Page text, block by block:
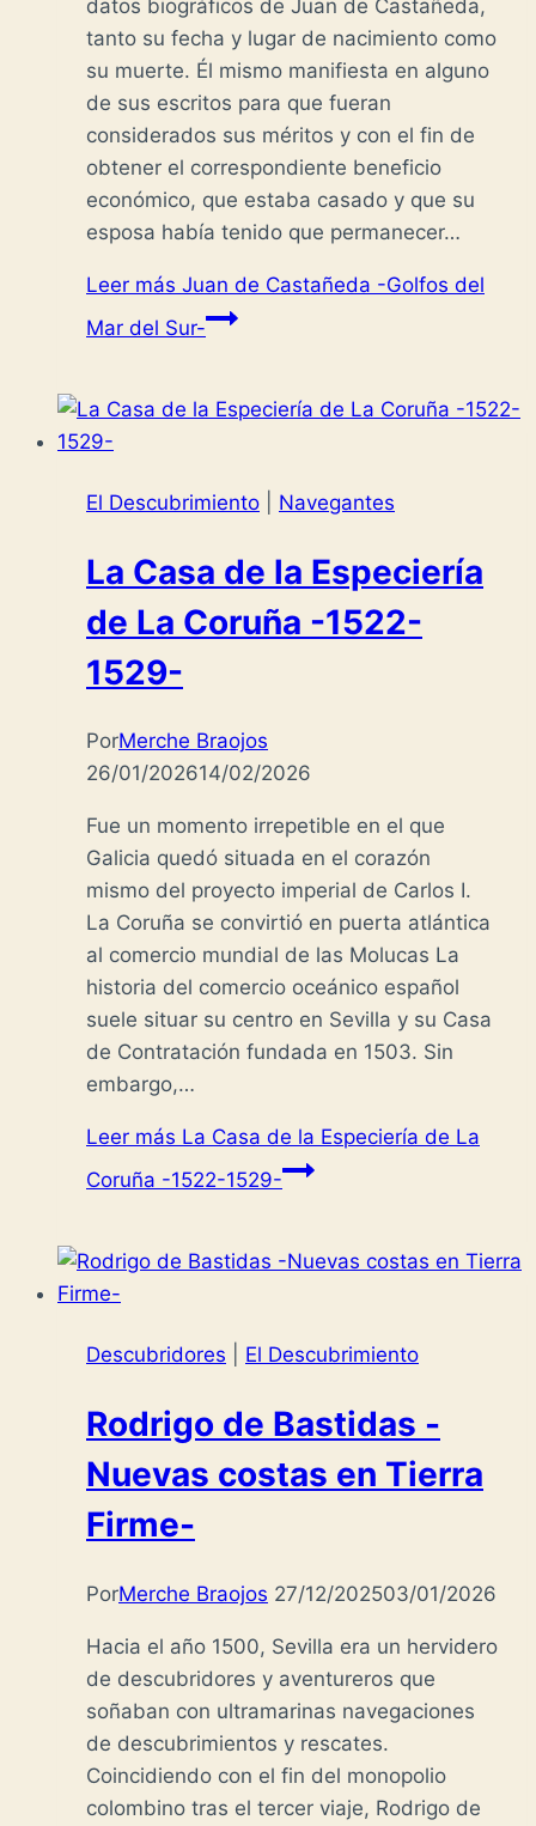
datos biográficos de Juan de Castañeda,
tanto su fecha y lugar de nacimiento como
su muerte. Él mismo manifiesta en alguno
de sus escritos para que fueran
considerados sus méritos y con el fin de
obtener el correspondiente beneficio
económico, que estaba casado y que su
esposa había tenido que permanecer…
Leer más Juan de Castañeda -Golfos del
Mar del Sur-
El Descubrimiento Navegantes
La Casa de la Especiería
de La Coruña -1522-
1529-
PorMerche Braojos
26/01/202614/02/2026
Fue un momento irrepetible en el que
Galicia quedó situada en el corazón
mismo del proyecto imperial de Carlos I.
La Coruña se convirtió en puerta atlántica
al comercio mundial de las Molucas La
historia del comercio oceánico español
suele situar su centro en Sevilla y su Casa
de Contratación fundada en 1503. Sin
embargo,…
Leer más La Casa de la Especiería de La
Coruña -1522-1529-
Descubridores El Descubrimiento
Rodrigo de Bastidas -
Nuevas costas en Tierra
Firme-
PorMerche Braojos 27/12/202503/01/2026
Hacia el año 1500, Sevilla era un hervidero
de descubridores y aventureros que
soñaban con ultramarinas navegaciones
de descubrimientos y rescates.
Coincidiendo con el fin del monopolio
colombino tras el tercer viaje, Rodrigo de